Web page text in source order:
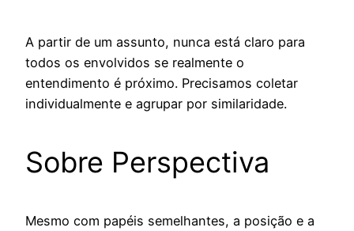
A partir de um assunto, nunca está claro para
todos os envolvidos se realmente o
entendimento é próximo. Precisamos coletar
individualmente e agrupar por similaridade.
Sobre Perspectiva
Mesmo com papéis semelhantes, a posição e a